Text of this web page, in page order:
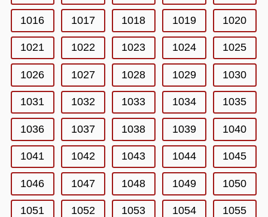
1016 1017 1018 1019 1020
1021 1022 1023 1024 1025
1026 1027 1028 1029 1030
1031 1032 1033 1034 1035
1036 1037 1038 1039 1040
1041 1042 1043 1044 1045
1046 1047 1048 1049 1050
1051 1052 1053 1054 1055